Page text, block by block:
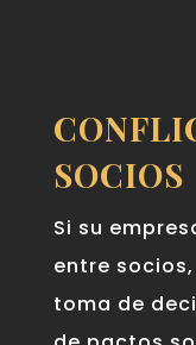
SOCIOS
Si su
entre
toma de